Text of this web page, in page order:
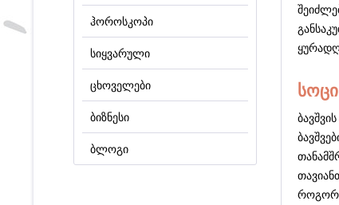
ჰოროსკოპი
სიყვარული
ცხოველები
ბიზნესი
ბლოგი
როგორ